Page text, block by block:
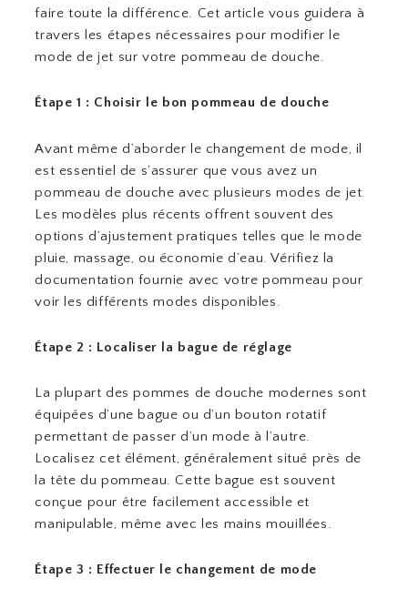
faire toute la différence. Cet article vous guidera à
travers les étapes nécessaires pour modifier le
mode de jet sur votre pommeau de douche.
Étape 1 : Choisir le bon pommeau de douche
Avant même d’aborder le changement de mode, il
est essentiel de s’assurer que vous avez un
pommeau de douche avec plusieurs modes de jet.
Les modèles plus récents offrent souvent des
options d’ajustement pratiques telles que le mode
pluie, massage, ou économie d’eau. Vérifiez la
documentation fournie avec votre pommeau pour
voir les différents modes disponibles.
Étape 2 : Localiser la bague de réglage
La plupart des pommes de douche modernes sont
équipées d’une bague ou d’un bouton rotatif
permettant de passer d’un mode à l’autre.
Localisez cet élément, généralement situé près de
la tête du pommeau. Cette bague est souvent
conçue pour être facilement accessible et
manipulable, même avec les mains mouillées.
Étape 3 : Effectuer le changement de mode